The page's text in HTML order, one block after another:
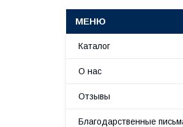
Каталог
О нас
Отзывы
Благодарственные